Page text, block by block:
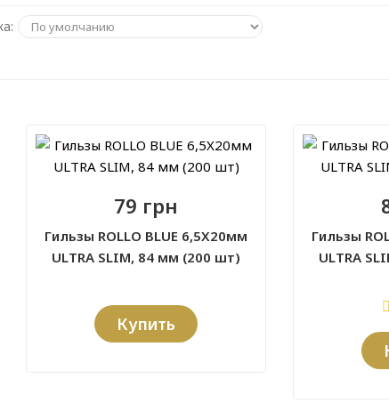
79 грн
Гильзы ROLLO BLUE 6,5X20мм
ULTRA SLIM, 84 мм (200 шт)
Купить
Гильзы
ULTRA